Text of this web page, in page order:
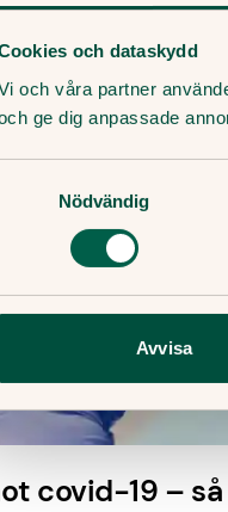
och dataskydd
och våra partner
ge dig anpassade
Nödvändig
Avvisa
covid-19 – så